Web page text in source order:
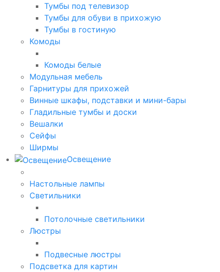
Тумбы под телевизор
Тумбы для обуви в прихожую
Тумбы в гостиную
Комоды
Комоды белые
Модульная мебель
Гарнитуры для прихожей
Винные шкафы, подставки и мини-бары
Гладильные тумбы и доски
Вешалки
Сейфы
Ширмы
Освещение
Настольные лампы
Светильники
Потолочные светильники
Люстры
Подвесные люстры
Подсветка для картин